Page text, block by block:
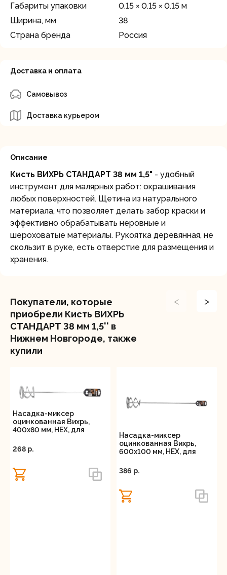
Габариты упаковки
0.15 × 0.15 × 0.15 м
Ширина, мм
38
Страна бренда
Россия
Доставка и оплата
Самовывоз
Доставка курьером
Описание
Кисть ВИХРЬ СТАНДАРТ 38 мм 1,5" - удобный
инструмент для малярных работ: окрашивания
любых поверхностей. Щетина из натурального
материала, что позволяет делать забор краски и
эффективно обрабатывать неровные и
шероховатые материалы. Рукоятка деревянная, не
скользит в руке, есть отверстие для размещения и
хранения.
Покупатели, которые
приобрели Кисть ВИХРЬ
СТАНДАРТ 38 мм 1,5'' в
Нижнем Новгороде, также
купили
< >
Насадка-миксер
оцинкованная Вихрь,
400х80 мм, НЕХ, для
268 p.
Насадка-миксер
оцинкованная Вихрь,
600х100 мм, НЕХ, для
386 p.